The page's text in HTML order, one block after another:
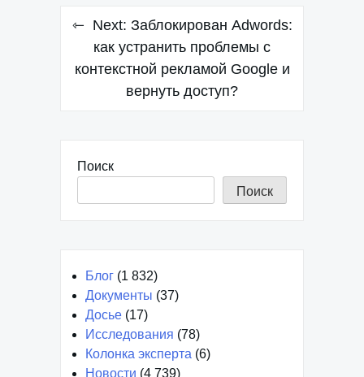
Навигация
записям
Next: Заблокирован Adwords:
как устранить проблемы с
контекстной рекламой Google и
вернуть доступ?
Поиск
Поиск
Блог (1 832)
Документы (37)
Досье (17)
Исследования (78)
Колонка эксперта (6)
Новости (4 739)